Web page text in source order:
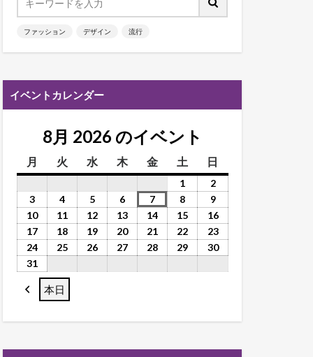
ファッション デザイン 流行
イベントカレンダー
8月 2026 のイベント
月 火 水 木 金 土 日
1
2
3
4 5 6 7 8
9
10
11 12 13 14 15
16
17
18 19 20 21 22
23
24
25 26 27 28 29
30
31
前
本日